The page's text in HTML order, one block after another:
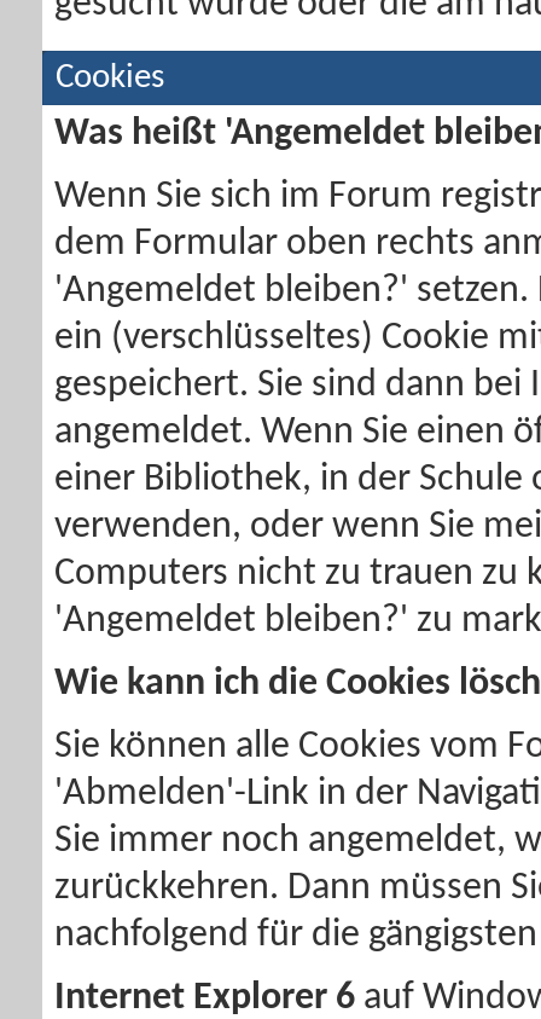
Cookies
Was heißt 'Angemeldet
Wenn Sie sich im Forum
dem Formular oben rechts
'Angemeldet bleiben?'
ein (verschlüsseltes) Cookie
gespeichert. Sie sind dann
angemeldet. Wenn Sie einen
einer Bibliothek, in der
verwenden, oder wenn Sie
Computers nicht zu trauen zu
'Angemeldet bleiben?' zu
Wie kann ich die Cookies
Sie können alle Cookies vom
'Abmelden'-Link in der
Sie immer noch angemeldet,
zurückkehren. Dann müssen
nachfolgend für die
Internet Explorer 6 auf